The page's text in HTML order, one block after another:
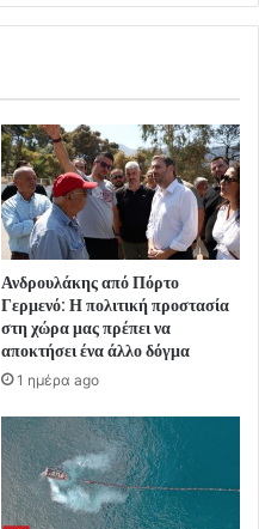
Ανδρουλάκης από Πόρτο
Γερμενό: Η πολιτική προστασία
στη χώρα μας πρέπει να
αποκτήσει ένα άλλο δόγμα
1 ημέρα ago